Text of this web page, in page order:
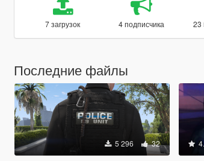
7 загрузок 4 подписчика 23
Последние файлы
5 296 32